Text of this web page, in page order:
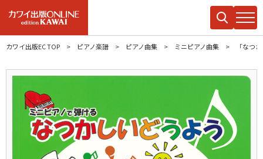
カワイ出版EC TOP ピアノ楽譜 ピアノ曲集 ミニピアノ曲集 「なつ